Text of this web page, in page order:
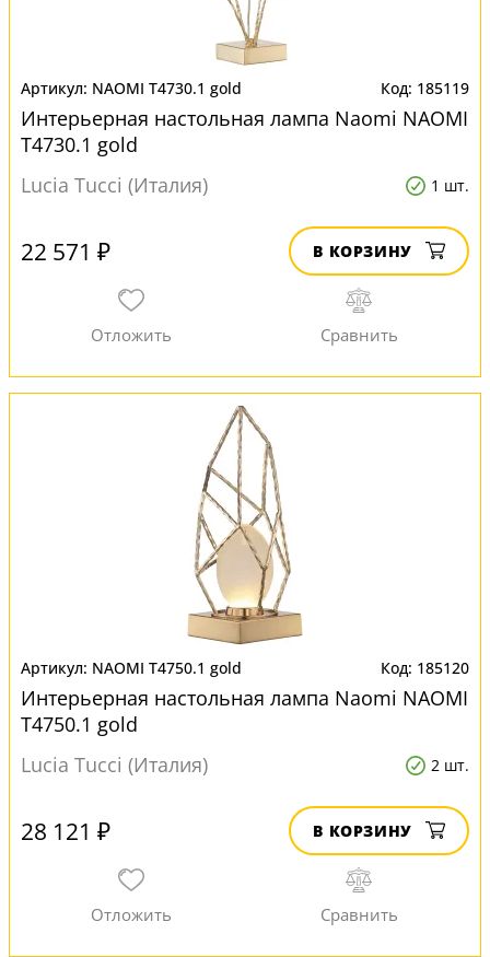
NAOMI T4730.1 gold 185119
Интерьерная настольная лампа Naomi NAOMI
T4730.1 gold
Lucia Tucci (Италия)
1 шт.
22 571 ₽ В КОРЗИНУ
NAOMI T4750.1 gold 185120
Интерьерная настольная лампа Naomi NAOMI
T4750.1 gold
Lucia Tucci (Италия)
2 шт.
28 121 ₽ В КОРЗИНУ